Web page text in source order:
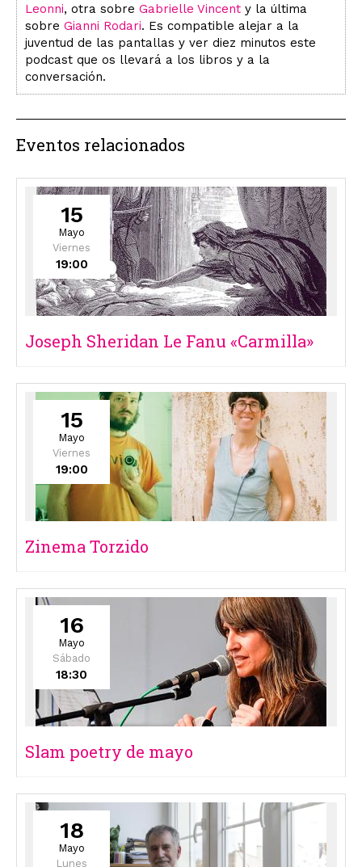
Leonni, otra sobre Gabrielle Vincent y la última
sobre Gianni Rodari. Es compatible alejar a la
juventud de las pantallas y ver diez minutos este
podcast que os llevará a los libros y a la
conversación.
Eventos relacionados
15
Mayo
Viernes
19:00
Joseph Sheridan Le Fanu «Carmilla»
15
Mayo
Viernes
19:00
Zinema Torzido
16
Mayo
Sábado
18:30
Slam poetry de mayo
18
Mayo
Lunes